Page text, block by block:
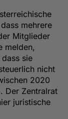
mehrere
Mitglieder
melden,
sie
nicht
2020
Der Zentralrat
juristische